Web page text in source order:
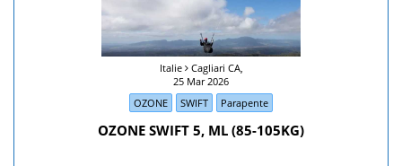
Italie Cagliari CA,
25 Mar 2026
OZONE
SWIFT Parapente
OZONE SWIFT 5, ML (85-105KG)